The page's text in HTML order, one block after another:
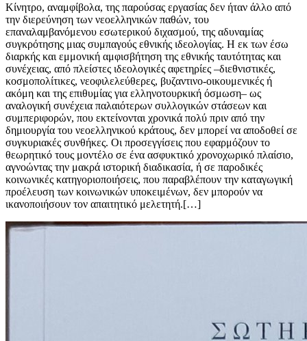
Κίνητρο, αναμφίβολα, της παρούσας εργασίας δεν ήταν άλλο από
την διερεύνηση των νεοελληνικών παθών, του
επαναλαμβανόμενου εσωτερικού διχασμού, της αδυναμίας
συγκρότησης μιας συμπαγούς εθνικής ιδεολογίας. Η εκ των έσω
διαρκής και εμμονική αμφισβήτηση της εθνικής ταυτότητας και
συνέχειας, από πλείστες ιδεολογικές αφετηρίες –διεθνιστικές,
κοσμοπολίτικες, νεοφιλελεύθερες, βυζαντινο-οικουμενικές ή
ακόμη και της επιθυμίας για ελληνοτουρκική όσμωση– ως
αναλογική συνέχεια παλαιότερων συλλογικών στάσεων και
συμπεριφορών, που εκτείνονται χρονικά πολύ πριν από την
δημιουργία του νεοελληνικού κράτους, δεν μπορεί να αποδοθεί σε
συγκυριακές συνθήκες. Οι προσεγγίσεις που εφαρμόζουν το
θεωρητικό τους μοντέλο σε ένα ασφυκτικό χρονοχωρικό πλαίσιο,
αγνοώντας την μακρά ιστορική διαδικασία, ή σε παροδικές
κοινωνικές κατηγοριοποιήσεις, που παραβλέπουν την καταγωγική
προέλευση των κοινωνικών υποκειμένων, δεν μπορούν να
ικανοποιήσουν τον απαιτητικό μελετητή.[…]